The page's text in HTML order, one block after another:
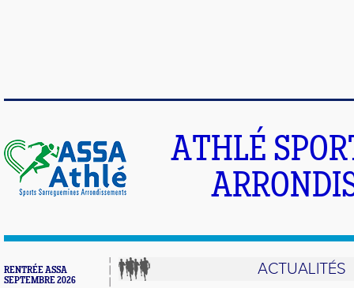
ATHLÉ
RENTRÉE ASSA
SEPTEMBRE 2026
ACTUALITÉS